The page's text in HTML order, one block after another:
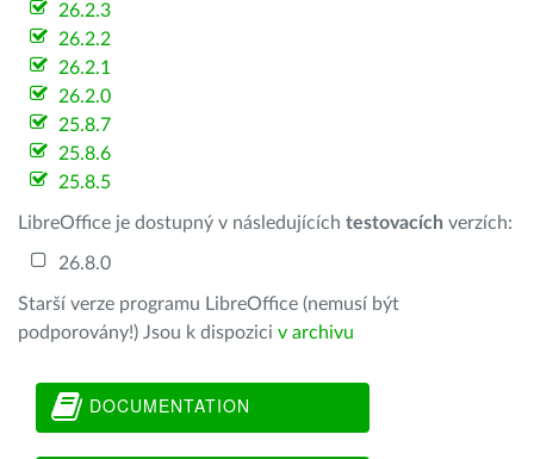
26.2.3
26.2.2
26.2.1
26.2.0
25.8.7
25.8.6
25.8.5
LibreOffice je dostupný v následujících testovacích verzích:
26.8.0
Starší verze programu LibreOffice (nemusí být
podporovány!) Jsou k dispozici v archivu
DOCUMENTATION